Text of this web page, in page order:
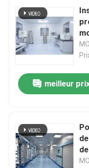
Contactez-nous
Nouvelles
Cas
Pièce propre
Porte
meilleur